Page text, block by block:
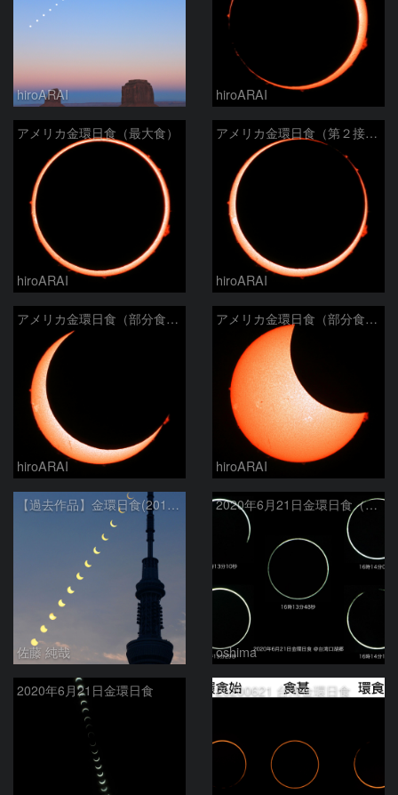
hiroARAI hiroARAI
アメリカ金環日食（最大食）
hiroARAI
アメリカ金環日食（第２接触）
hiroARAI
アメリカ金環日食（部分食その２）
hiroARAI
アメリカ金環日食（部分食その１）
hiroARAI
【過去作品】金環日食(2012年5月21日)の連続写真と東京スカイツリー
佐藤 純哉
2020年6月21日金環日食（拡大）
oshima
2020年6月21日金環日食 20200621 台湾金環日食